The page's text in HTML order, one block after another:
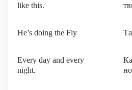
like this.
He’s doing the Fly
Every day and every
night.